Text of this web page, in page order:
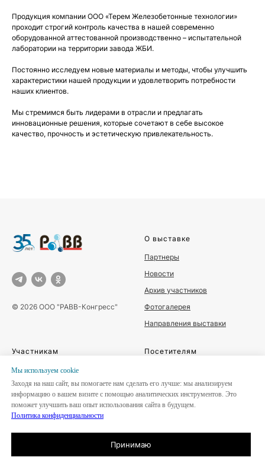
Мы используем сookie
Заходя на наш сайт, вы помогаете нам сделать его лучше: мы анализируем
информацию о вашем визите с помощью аналитических инструментов. Это
поможет улучшить ваш опыт использования сайта в будущем.
Политика конфиденциальности
Принимаю
Продукция компании ООО «Терем Железобетонные технологии»
проходит строгий контроль качества в нашей современно
оборудованной аттестованной производственно – испытательной
лаборатории на территории завода ЖБИ.
Постоянно исследуем новые материалы и методы, чтобы улучшить
характеристики нашей продукции и удовлетворить потребности
наших клиентов.
Мы стремимся быть лидерами в отрасли и предлагать
инновационные решения, которые сочетают в себе высокое
качество, прочность и эстетическую привлекательность.
© 2026 ООО "РАВВ-Конгресс"
О выставке
Партнеры
Новости
Архив участников
Фотогалерея
Направления выставки
Участникам
Забронировать стенд
Каталог участников
Отзывы участников
Итоги 2025
Посетителям
Деловая программа
Буклет